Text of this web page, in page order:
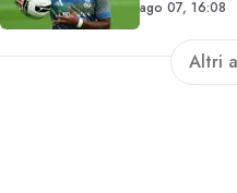
Endrick in
ago 07, 16:08
Altri